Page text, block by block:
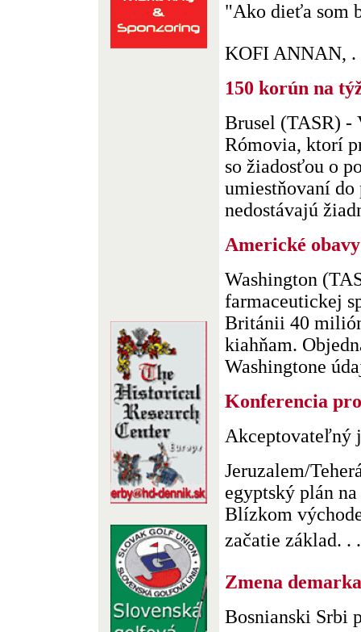
"Ako dieťa som
KOFI ANNAN, .
150 korún na
Brusel (TASR) -
Rómovia, ktorí
so žiadosťou o
umiestňovaní
nedostávajú
Americké obavy
Washington
farmaceutickej
Británii 40
kiahňam.
Washingtone
Konferencia
Akceptovateľný
Jeruzalem/
egyptský plán
Blízkom
začatie základ. . .
Zmena
Bosnianski Srbi